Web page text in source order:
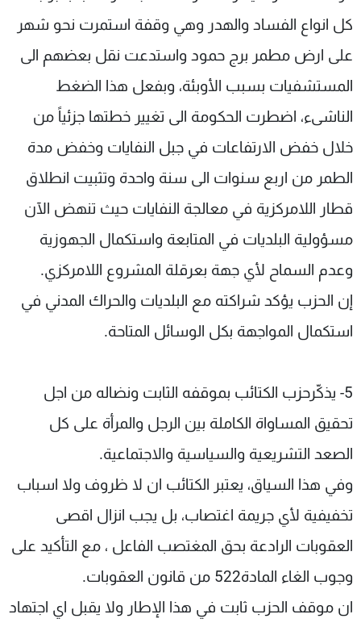
كل انواع الفساد والهدر وهي وقفة استمرت نحو شهر
على ارض مطمر برج حمود واستدعت نقل بعضهم الى
المستشفيات بسبب الأوبئة، وبفعل هذا الضغط
الناشىء، اضطرت الحكومة الى تغيير خطتها جزئياً من
خلال خفض الارتفاعات في جبل النفايات وخفض مدة
الطمر من اربع سنوات الى سنة واحدة وتثبيت انطلاق
قطار اللامركزية في معالجة النفايات حيث تنهض الآن
مسؤولية البلديات في المتابعة واستكمال الجهوزية
وعدم السماح لأي جهة بعرقلة المشروع اللامركزي.
إن الحزب يؤكد شراكته مع البلديات والحراك المدني في
استكمال المواجهة بكل الوسائل المتاحة.
5- يذكّرحزب الكتائب بموقفه الثابت ونضاله من اجل
تحقيق المساواة الكاملة بين الرجل والمرأة على كل
الصعد التشريعية والسياسية والاجتماعية.
وفي هذا السياق، يعتبر الكتائب ان لا ظروف ولا اسباب
تخفيفية لأي جريمة اغتصاب، بل يجب انزال اقصى
العقوبات الرادعة بحق المغتصب الفاعل ، مع التأكيد على
وجوب الغاء المادة522 من قانون العقوبات.
ان موقف الحزب ثابت في هذا الإطار ولا يقبل اي اجتهاد